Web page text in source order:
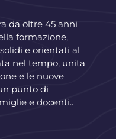
da oltre 45 anni
formazione,
e orientati al
nel tempo, unita
e le nuove
punto di
e docenti..